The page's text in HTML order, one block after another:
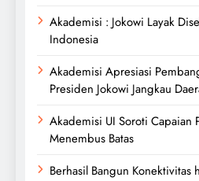
Akademisi : Jokowi Layak
Indonesia
Akademisi Apresiasi
Presiden Jokowi Jangkau
Akademisi UI Soroti Capaian
Menembus Batas
Berhasil Bangun Konektivitas